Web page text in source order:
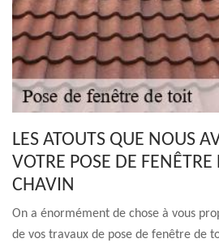
LES ATOUTS QUE NOUS
VOTRE POSE DE
CHAVIN
On a énormément de chose à vous
de vos travaux de pose de fenêtre de